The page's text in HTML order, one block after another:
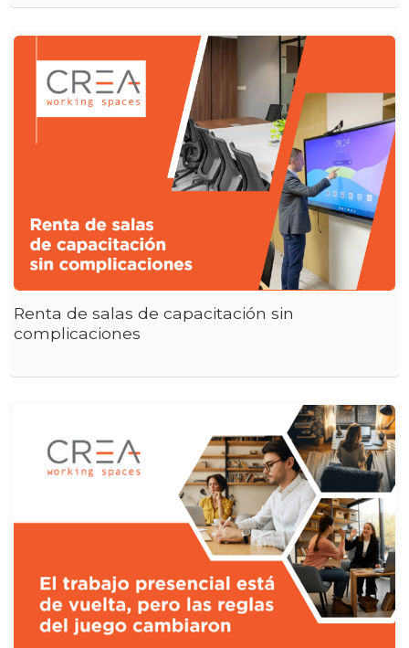
Renta de salas de capacitación sin
complicaciones